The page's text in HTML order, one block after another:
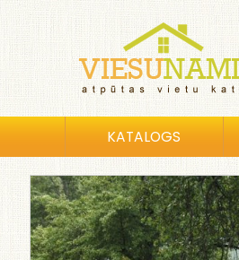
KATALOGS